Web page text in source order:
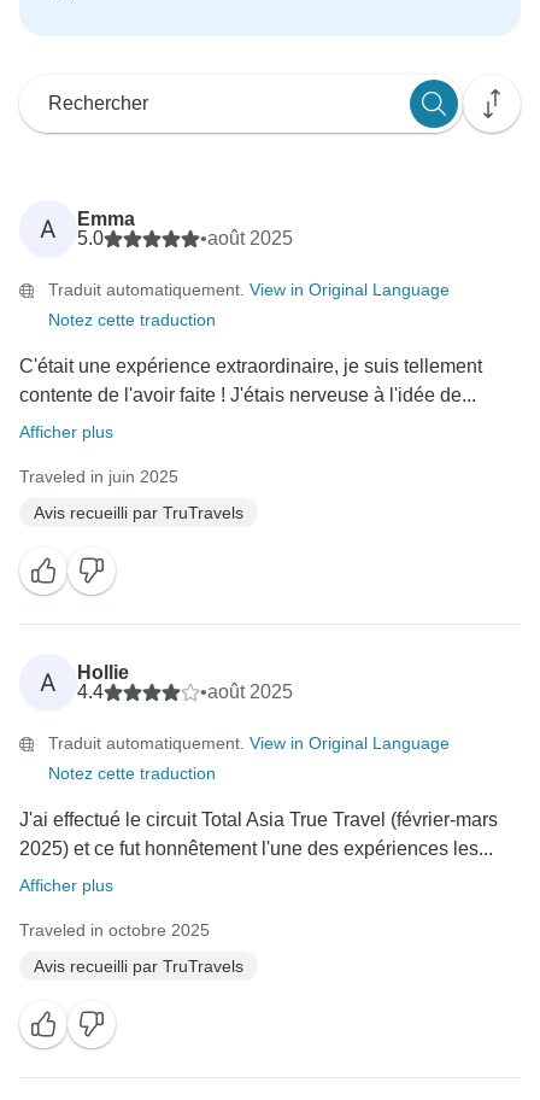
A
Emma
5.0
•août 2025
Traduit automatiquement. View in Original Language
Notez cette traduction
C'était une expérience extraordinaire, je suis tellement
contente de l'avoir faite ! J'étais nerveuse à l'idée de...
Afficher plus
Traveled in juin 2025
Avis recueilli par TruTravels
A
Hollie
4.4
•août 2025
Traduit automatiquement. View in Original Language
Notez cette traduction
J'ai effectué le circuit Total Asia True Travel (février-mars
2025) et ce fut honnêtement l'une des expériences les...
Afficher plus
Traveled in octobre 2025
Avis recueilli par TruTravels